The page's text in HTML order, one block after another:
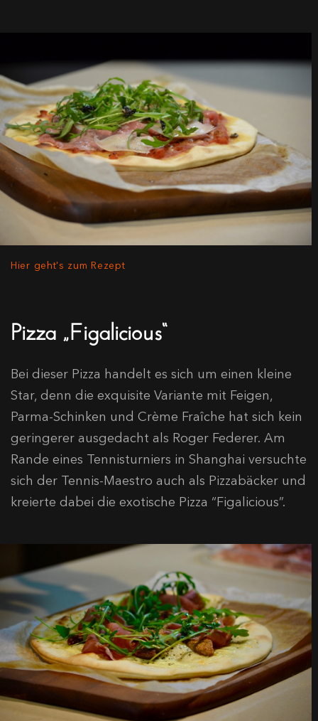
Hier geht's zum Rezept
Pizza „Figalicious“
Bei dieser Pizza handelt es sich um einen kleine
Star, denn die exquisite Variante mit Feigen,
Parma-Schinken und Crème Fraîche hat sich kein
geringerer ausgedacht als Roger Federer. Am
Rande eines Tennisturniers in Shanghai versuchte
sich der Tennis-Maestro auch als Pizzabäcker und
kreierte dabei die exotische Pizza “Figalicious”.